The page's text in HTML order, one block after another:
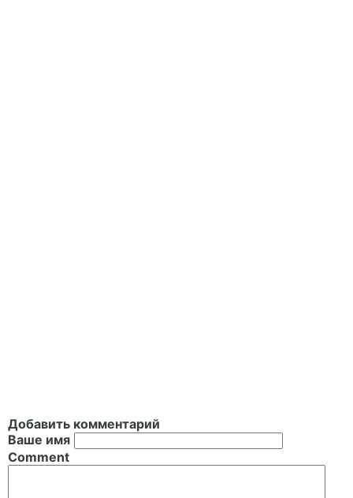
Добавить комментарий
Ваше имя
Comment